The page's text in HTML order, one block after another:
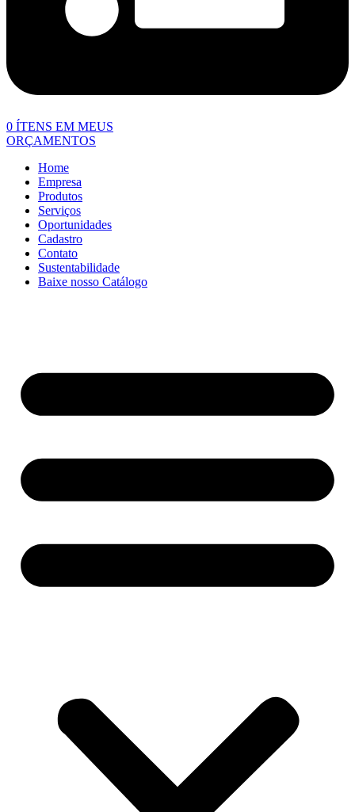
0 ÍTENS EM MEUS
ORÇAMENTOS
Home
Empresa
Produtos
Serviços
Oportunidades
Cadastro
Contato
Sustentabilidade
Baixe nosso Catálogo